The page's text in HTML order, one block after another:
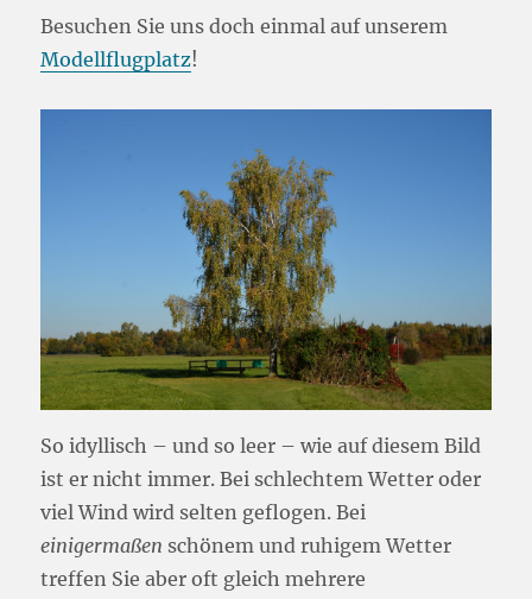
Besuchen Sie uns doch einmal auf unserem
Modellflugplatz!
So idyllisch – und so leer – wie auf diesem Bild
ist er nicht immer. Bei schlechtem Wetter oder
viel Wind wird selten geflogen. Bei
einigermaßen schönem und ruhigem Wetter
treffen Sie aber oft gleich mehrere